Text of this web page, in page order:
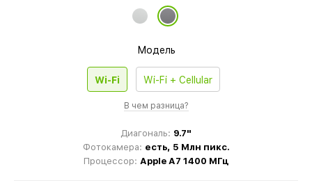
Модель
Wi-Fi Wi-Fi + Cellular
В чем разница?
Диагональ: 9.7"
Фотокамера: есть, 5 Млн пикс.
Процессор: Apple A7 1400 МГц